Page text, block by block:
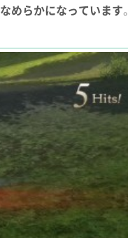
めらかになっています。